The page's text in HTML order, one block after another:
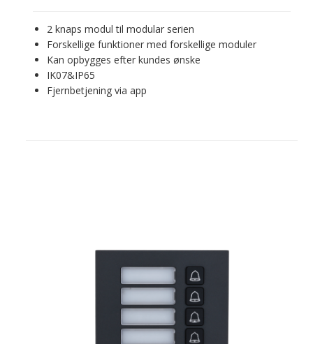
2 knaps modul til modular serien
Forskellige funktioner med forskellige moduler
Kan opbygges efter kundes ønske
IK07&IP65
Fjernbetjening via app